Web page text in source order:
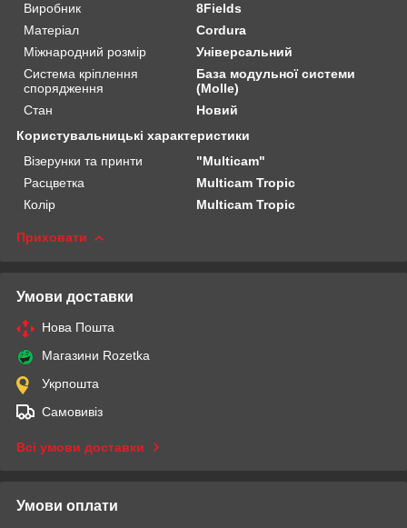
Виробник
8Fields
Матеріал
Cordura
Міжнародний розмір
Універсальний
Система кріплення
спорядження
База модульної системи
(Molle)
Стан
Новий
Користувальницькі характеристики
Візерунки та принти
"Multicam"
Расцветка
Multicam Tropic
Колір
Multicam Tropic
Приховати
Умови доставки
Нова Пошта
Магазини Rozetka
Укрпошта
Самовивіз
Всі умови доставки
Умови оплати